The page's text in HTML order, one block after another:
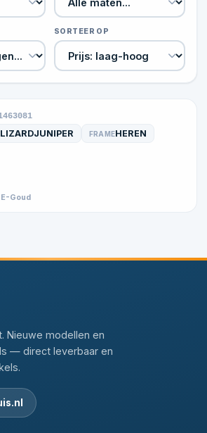
SORTEER OP
LIZARDJUNIPER FRAMEHEREN
Goud
Nieuwe modellen en
— direct leverbaar en